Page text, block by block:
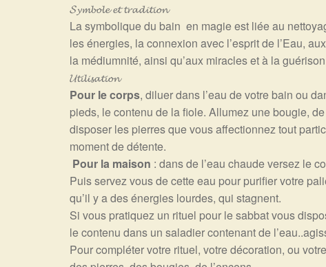
𝓢𝔂𝓶𝓫𝓸𝓵𝓮 𝓮𝓽 𝓽𝓻𝓪𝓭𝓲𝓽𝓲𝓸𝓷
La symbolique du bain en magie est liée au
les énergies, la connexion avec l’esprit de l’Eau,
la médiumnité, ainsi qu’aux miracles et à la
𝓤𝓽𝓲𝓵𝓲𝓼𝓪𝓽𝓲𝓸𝓷
Pour le corps, diluer dans l’eau de votre bain ou
pieds, le contenu de la fiole. Allumez une bougie,
disposer les pierres que vous affectionnez tout
moment de détente.
Pour la maison : dans de l’eau chaude versez le
Puis servez vous de cette eau pour purifier votre
qu’il y a des énergies lourdes, qui stagnent.
Si vous pratiquez un rituel pour le sabbat vous
le contenu dans un saladier contenant de
Pour compléter votre rituel, votre décoration, ou